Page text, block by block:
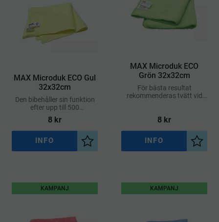
MAX Microduk ECO Gul
32x32cm
Den bibehåller sin funktion
efter upp till 500
maskintvättar och krymper
mindre än 6%
8 kr
Lägg till i önskelista
INFO
MAX Microduk ECO
Grön 32x32cm
För bästa resultat
rekommenderas tvätt vid
8 kr
Lägg
INFO
KAMPANJ KAMPANJ